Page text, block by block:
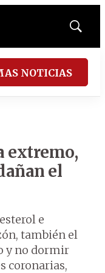
Mostrar
NOTICIAS
extremo,
el
e
también el
y no dormir
coronarias,